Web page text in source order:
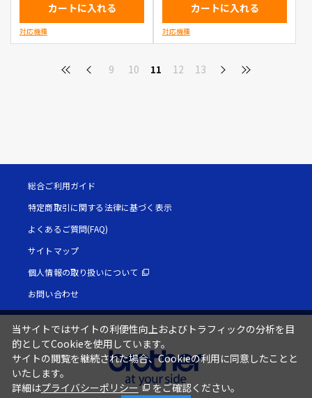
カートに入れる
対応機種
カートに入れる
対応機種
9 10 11 12 13
総合ご利用ガイド
特定商取引に関する法律に基づく表示
よくあるご質問(FAQ)
サイトマップ
個人情報の取り扱いについて
お問い合わせ
当サイトではサイトの利便性向上およびトラフィックの分析を目
的としてCookieを使用しています。
サイトの閲覧を継続された場合、Cookieの利用に同意したことと
いたします。
詳細はプライバシーポリシー をご確認ください。